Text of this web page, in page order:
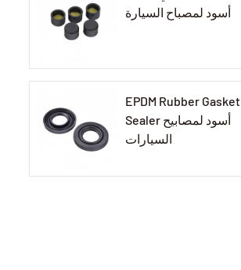
أسود لمصباح السيارة
EPDM Rubber Gasket
Sealer أسود لمصابيح
السيارات